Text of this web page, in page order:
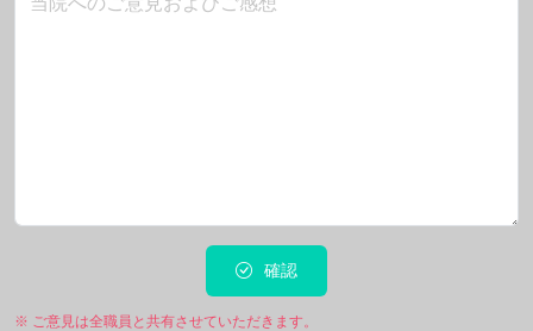
確認
※ ご意見は全職員と共有させていただきます。